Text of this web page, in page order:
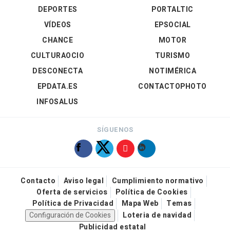
DEPORTES
VÍDEOS
PORTALTIC
EPSOCIAL
CHANCE
CULTURAOCIO
DESCONECTA
EPDATA.ES
INFOSALUS
MOTOR
TURISMO
NOTIMÉRICA
CONTACTOPHOTO
SÍGUENOS
Contacto Aviso legal
Cumplimiento normativo
Oferta de servicios
Política de Cookies
Política de Privacidad
Mapa Web
Temas
Configuración de Cookies
Loteria de navidad
Publicidad estatal